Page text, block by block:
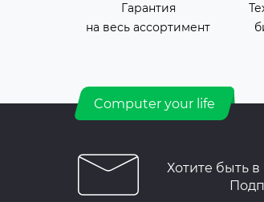
Гарантия
на весь ассортимент
Computer your life
Хотите быть в